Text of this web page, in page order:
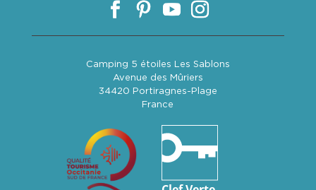
Camping 5 étoiles Les Sablons
Avenue des Mûriers
34420 Portiragnes-Plage
France